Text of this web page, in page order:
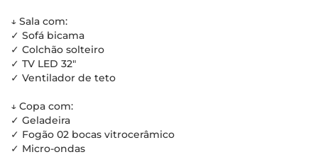
↓ Sala com:
✓ Sofá bicama
✓ Colchão solteiro
✓ TV LED 32"
✓ Ventilador de teto
↓ Copa com:
✓ Geladeira
✓ Fogão 02 bocas vitrocerâmico
✓ Micro-ondas